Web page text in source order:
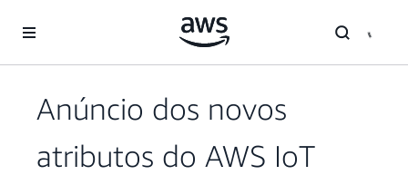
Pular para o conteúdo principal
Anúncio dos novos
atributos do AWS IoT